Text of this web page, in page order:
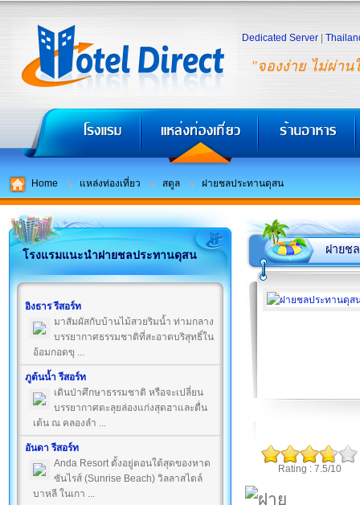
"จองง่าย ไม่ผ่าน
Dedicated Server
Home แหล่งท่องเที่ยว สตูล ฝายชลประทานดุสน
โรงแรมแนะนำฝายชลประทานดุสน
อิงธาร รีสอร์ท
มาสัมผัสกับบ้านไม้สวยริมน้ำ ท่ามกลาง
บรรยากาศธรรมชาติที่สะอาดบริสุทธิ์ใน
อ้อมกอดขุ ...
ภูต้นน้ำ รีสอร์ท
เดินป่าศึกษาธรรมชาติ หรือจะเปลี่ยน
บรรยากาศตะลุยล่องแก่งสุดฮาและตื่น
เต้น ณ คลองลำ ...
อันดา รีสอร์ท
Anda Resort ตั้งอยู่ตอนใต้สุดของหาด
ซันไรส์ (Sunrise Beach) วิลลาสไตล์
บาหลี ในเกา ...
ฝายช
Rating : 7.5/10